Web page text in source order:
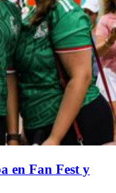
en Fan Fest y